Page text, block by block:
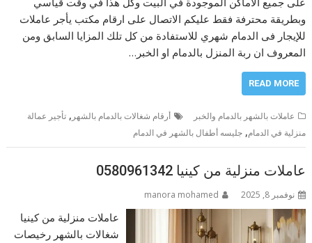
وبطريقة محترفة فقط عليكم الاتصال على ارقام مكتب يأجر عاملات
للإيجار فى الدمام شهري للاستفادة من كل تلك المزايا السابق ومن
المعروف ان ربة المنزل بالدمام او الخبر…
READ MORE
عاملات بالشهر بالدمام والخبر أرقام شغالات بالدمام بالشهر ,تأجير عمالة
منزلية في الدمام,جليسه أطفال بالشهر في الدمام
عاملات منزلية من كينيا 0580961342
نوفمبر 8, 2025 manora mohamed
عاملات منزلية من كينيا
شغالات بالشهر رخيصات